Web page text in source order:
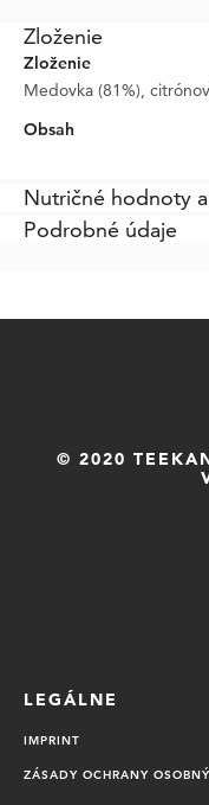
Zloženie
Zloženie
Medovka (81%),
Obsah
Nutričné hodnoty
Podrobné údaje
© 2020
LEGÁLNE
IMPRINT
ZÁSADY OCHRANY